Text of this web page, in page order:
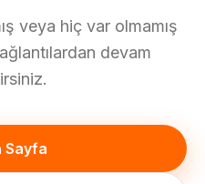
veya hiç var olmamış
devam
Sayfa